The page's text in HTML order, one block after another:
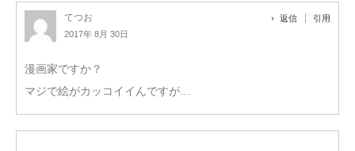
てつお
2017年 8月 30日
返信 引用
漫画家ですか？
マジで絵がカッコイイんですが…